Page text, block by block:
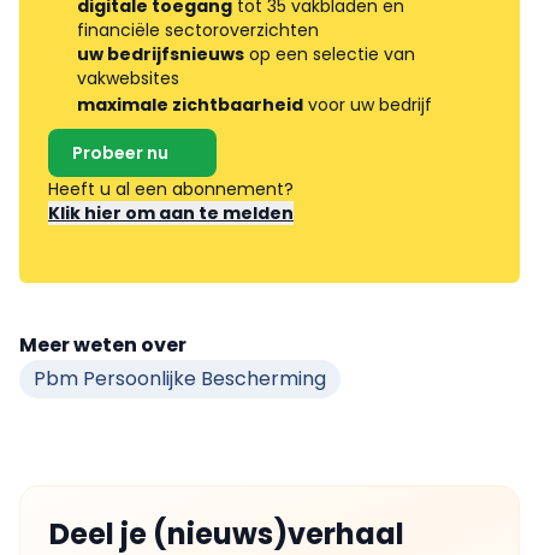
digitale toegang tot 35 vakbladen en
financiële sectoroverzichten
uw bedrijfsnieuws op een selectie van
vakwebsites
maximale zichtbaarheid voor uw bedrijf
Probeer nu
Heeft u al een abonnement?
Klik hier om aan te melden
Meer weten over
Pbm Persoonlijke Bescherming
Deel je (nieuws)verhaal